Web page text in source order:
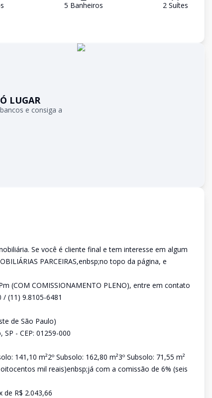
s 5 Banheiros 2Suítes
LUGAR
e consiga a
Se você é cliente final e tem interesse em algum
PARCEIRAS,enbsp;no topo da página, e
(COM COMISSIONAMENTO PLENO), entre em contato
(11) 9.8105-6481
de São Paulo)
- CEP: 01259-000
141,10 m²2º Subsolo: 162,80 m²3º Subsolo: 71,55 m²
mil reais)enbsp;já com a comissão de 6% (seis
de R$ 2.043,66